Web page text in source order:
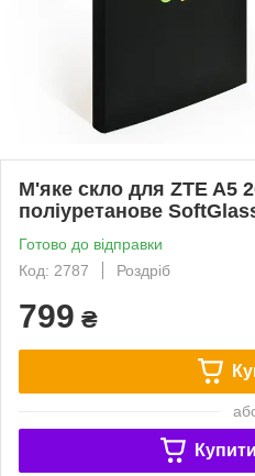
М'яке скло для ZTE A5
поліуретанове
Готово до відправки
Код: 2787
Роздріб
799 ₴